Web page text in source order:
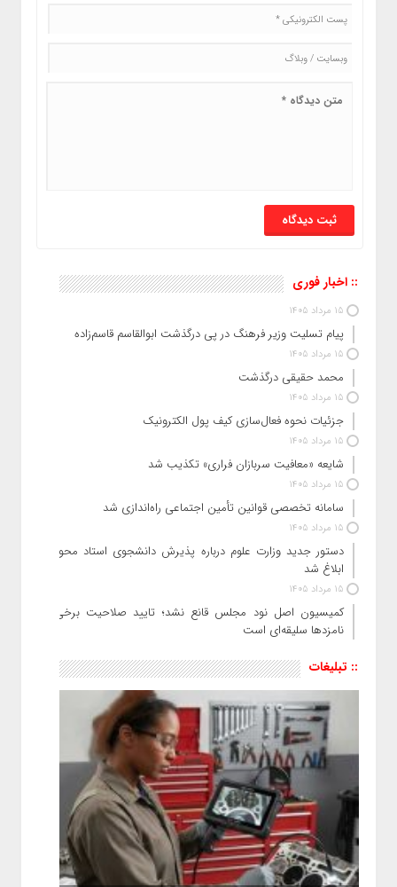
:: اخبار فوری
15 مرداد 1405
پیام تسلیت وزیر فرهنگ در پی درگذشت ابوالقاسم قاسم‌زاده
15 مرداد 1405
محمد حقیقی درگذشت
15 مرداد 1405
جزئیات نحوه فعال‌سازی کیف پول الکترونیک
15 مرداد 1405
شایعه «معافیت سربازان فراری» تکذیب شد
15 مرداد 1405
سامانه تخصصی قوانین تأمین اجتماعی راه‌اندازی شد
15 مرداد 1405
دستور جدید وزارت علوم درباره پذیرش دانشجوی استاد محور
ابلاغ شد
15 مرداد 1405
کمیسیون اصل نود مجلس قانع نشد؛ تایید صلاحیت برخی
نامزدها سلیقه‌ای است
:: تبلیغات